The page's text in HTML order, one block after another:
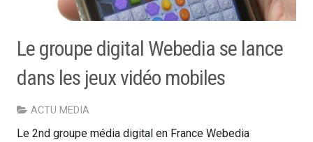
Le groupe digital Webedia se lance
dans les jeux vidéo mobiles
ACTU MEDIA
Le 2nd groupe média digital en France Webedia